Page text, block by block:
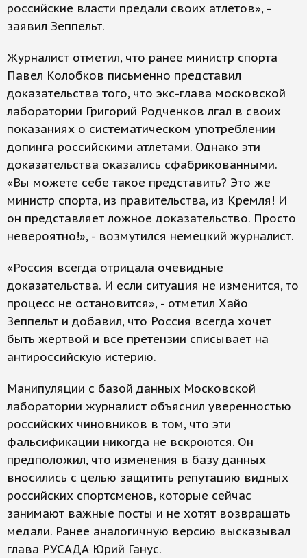
российские власти предали своих атлетов», -
заявил Зеппельт.
Журналист отметил, что ранее министр спорта
Павел Колобков письменно представил
доказательства того, что экс-глава московской
лаборатории Григорий Родченков лгал в своих
показаниях о систематическом употреблении
допинга российскими атлетами. Однако эти
доказательства оказались сфабрикованными.
«Вы можете себе такое представить? Это же
министр спорта, из правительства, из Кремля! И
он представляет ложное доказательство. Просто
невероятно!», - возмутился немецкий журналист.
«Россия всегда отрицала очевидные
доказательства. И если ситуация не изменится, то
процесс не остановится», - отметил Хайо
Зеппельт и добавил, что Россия всегда хочет
быть жертвой и все претензии списывает на
антироссийскую истерию.
Манипуляции с базой данных Московской
лаборатории журналист объяснил уверенностью
российских чиновников в том, что эти
фальсификации никогда не вскроются. Он
предположил, что изменения в базу данных
вносились с целью защитить репутацию видных
российских спортсменов, которые сейчас
занимают важные посты и не хотят возвращать
медали. Ранее аналогичную версию высказывал
глава РУСАДА Юрий Ганус.